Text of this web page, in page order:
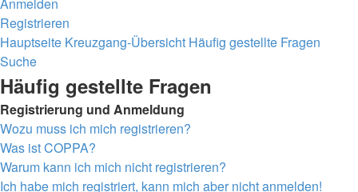
Registrieren
Hauptseite Kreuzgang-Übersicht Häufig gestellte Fragen
Suche
Häufig gestellte Fragen
Registrierung und Anmeldung
Wozu muss ich mich registrieren?
Was ist COPPA?
Warum kann ich mich nicht registrieren?
Ich habe mich registriert, kann mich aber nicht anmelden!